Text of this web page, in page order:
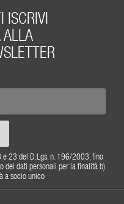
ISCRIVI
ALLA
23 del D.Lgs. n. 196/2003, fino
dei dati personali per la finalità b)
a socio unico